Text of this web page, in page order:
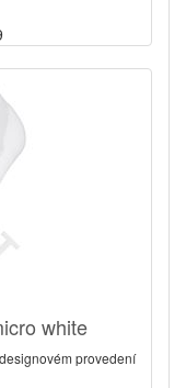
white
provedení